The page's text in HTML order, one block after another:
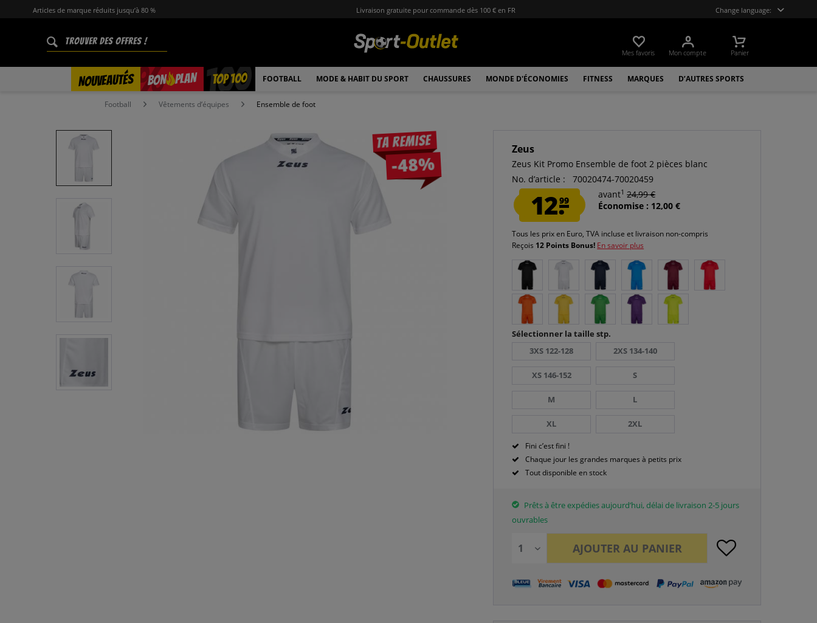
Articles de marque réduits jusqu’à 80 % Livraison gratuite pour commande dès 100 € en FR Change language:
Mes favoris Mon compte Panier
NOUVEAUTÉS BON PLAN
% TOP 100 FOOTBALL MODE & HABIT DU SPORT CHAUSSURES MONDE D'ÉCONOMIES FITNESS MARQUES D’AUTRES SPORTS
Football Vêtements d‘équipes Ensemble de foot
Ta remise
-48%
Zeus
Zeus Kit Promo Ensemble de foot 2 pièces blanc
No. d’article :
70020474-70020459
12.99
avant1 24,99 €
Économise : 12,00 €
Tous les prix en Euro, TVA incluse et livraison non-compris
Reçois 12 Points Bonus! En savoir plus
Sélectionner la taille stp.
3XS 122-128
2XS 134-140
XS 146-152 S
M L
XL 2XL
Fini c’est fini !
Chaque jour les grandes marques à petits prix
Tout disponible en stock
Prêts à être expédies aujourd’hui, délai de livraison 2-5 jours
ouvrables
AJOUTER AU PANIER